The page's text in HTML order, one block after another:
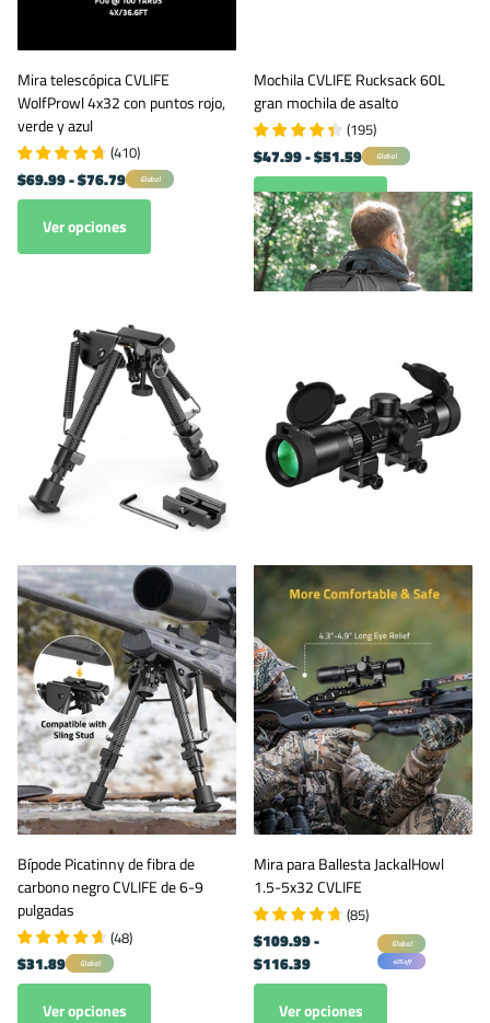
Mira telescópica CVLIFE
WolfProwl 4x32 con puntos rojo,
verde y azul
(410)
$69.99- $76.79 Global
Ver opciones
Mochila CVLIFE Rucksack 60L
gran mochila de asalto
(195)
$47.99- $51.59 Global
Ver opciones
Bípode Picatinny de fibra de
carbono negro CVLIFE de 6-9
pulgadas
(48)
$31.89 Global
Ver opciones
Mira para Ballesta JackalHowl
1.5-5x32 CVLIFE
(85)
$109.99-
$116.39
Global
40% off
Ver opciones